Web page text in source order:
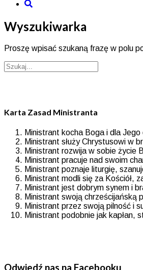
Wyszukiwarka
Proszę wpisać szukaną frazę w polu
Karta Zasad Ministranta
Ministrant kocha Boga i dla
Ministrant służy Chrystusowi w
Ministrant rozwija w sobie życie
Ministrant pracuje nad swoim
Ministrant poznaje liturgię,
Ministrant modli się za Kościół,
Ministrant jest dobrym synem i
Ministrant swoją chrześcijańską
Ministrant przez swoją pilność i
Ministrant podobnie jak kapłan,
Odwiedź nas na Facebooku